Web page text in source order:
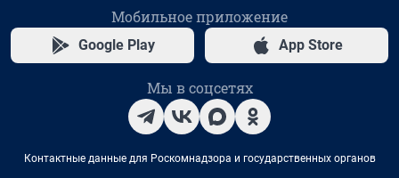
Мобильное приложение
Google Play App Store
Мы в соцсетях
Контактные данные для Роскомнадзора и государственных органов